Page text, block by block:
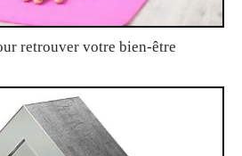
retrouver votre bien-être